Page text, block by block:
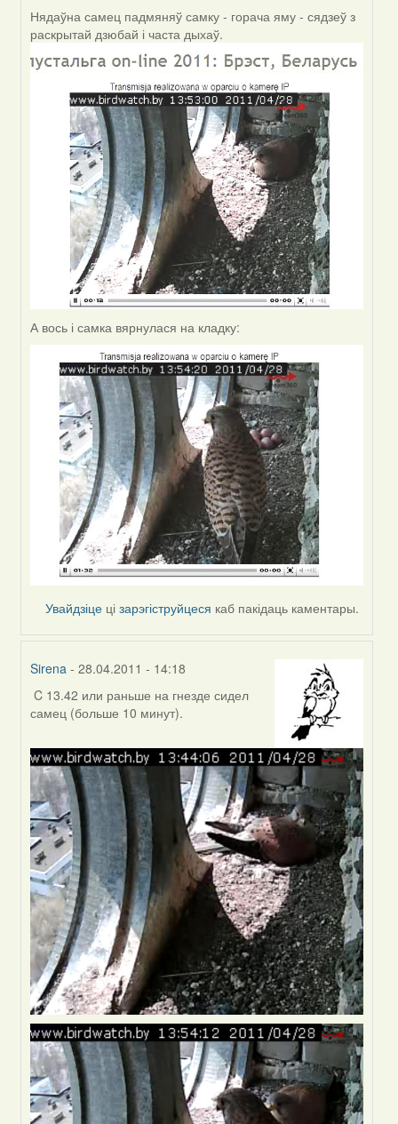
Зьміцер
(госць)
Нядаўна самец падмяняў самку - горача яму - сядзеў з
раскрытай дзюбай і часта дыхаў.
А вось і самка вярнулася на кладку:
Увайдзіце цізарэгіструйцеся каб пакідаць каментары.
Sirena - 28.04.2011 - 14:18
In
reply
by
Зьміцер
(госць)
C 13.42 или раньше на гнезде сидел
самец (больше 10 минут).